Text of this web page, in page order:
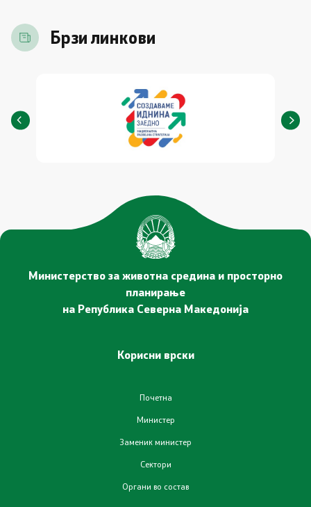
Брзи линкови
Министерство за животна средина и просторно
планирање
на Република Северна Македонија
Корисни врски
Почетна
Министер
Заменик министер
Сектори
Органи во состав